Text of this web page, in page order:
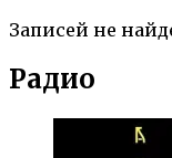
Записей не
Радио